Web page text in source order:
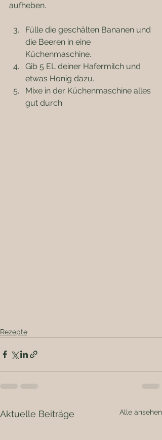
aufheben.
Fülle die geschälten Bananen und
die Beeren in eine
Küchenmaschine.
Gib 5 EL deiner Hafermilch und
etwas Honig dazu.
Mixe in der Küchenmaschine alles
gut durch.
Rezepte
Aktuelle Beiträge Alle ansehen